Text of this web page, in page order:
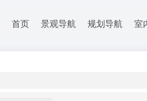
首页 景观导航 规划导航 室